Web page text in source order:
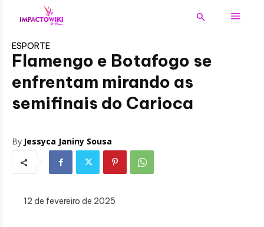
ESPORTE
Flamengo e Botafogo se
enfrentam mirando as
semifinais do Carioca
By Jessyca Janiny Sousa
12 de fevereiro de 2025